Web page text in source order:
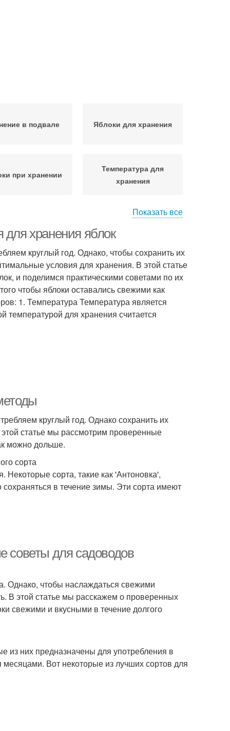
в подвале Яблоки для хранения
при хранении
Температура для
хранения
Показать все
хранения яблок
круглый год. Однако, чтобы сохранить их
условия для хранения. В этой статье
и поделимся практическими советами по их
чтобы яблоки оставались свежими как
1. Температура Температура является
для хранения считается
круглый год. Однако сохранить их
статье мы рассмотрим проверенные
можно дольше.
сорта
Некоторые сорта, такие как 'Антоновка',
в течение зимы. Эти сорта имеют
советы для садоводов
Однако, чтобы наслаждаться свежими
В этой статье мы расскажем о проверенных
свежими и вкусными в течение долгого
из них предназначены для употребления в
месяцами. Вот некоторые из лучших сортов для